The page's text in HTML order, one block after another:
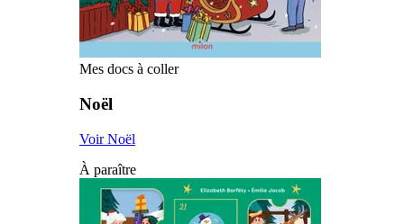
Mes docs à coller
Noël
Voir Noël
À paraître